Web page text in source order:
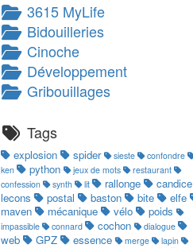
3615 MyLife
Bidouilleries
Cinoche
Développement
Gribouillages
Tags
explosion spider sieste
confondre
ken
python jeux de mots
restaurant
confession
synth lit rallonge
candice
lecons
postal baston bite
elfe
maven
mécanique vélo poids
impassible connard cochon dialogue
web GPZ essence merge
lapin